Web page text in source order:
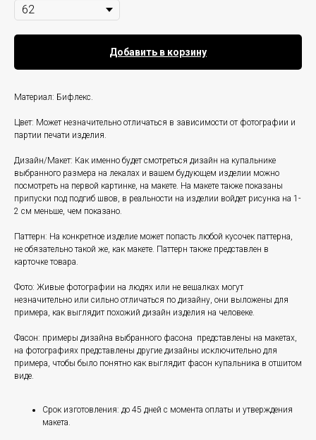
Добавить в корзину
Материал: Бифлекс.
Цвет: Может незначительно отличаться в зависимости от фотографии и
партии печати изделия.
Дизайн/Макет: Как именно будет смотреться дизайн на купальнике
выбранного размера на лекалах и вашем будующем изделии можно
посмотреть на первой картинке, на макете. На макете также показаны
припуски под подгиб швов, в реальности на изделии войдет рисунка на 1-
2 см меньше, чем показано.
Паттерн: На конкретное изделие может попасть любой кусочек паттерна,
не обязательно такой же, как макете. Паттерн также представлен в
карточке товара.
Фото: Живые фотографии на людях или не вешалках могут
незначительно или сильно отличаться по дизайну, они выложены для
примера, как выглядит похожий дизайн изделия на человеке.
Фасон: примеры дизайна выбранного фасона представлены на макетах,
на фотографиях представлены другие дизайны исключительно для
примера, чтобы было понятно как выглядит фасон купальника в отшитом
виде.
Срок изготовления: до 45 дней с момента оплаты и утверждения
макета.